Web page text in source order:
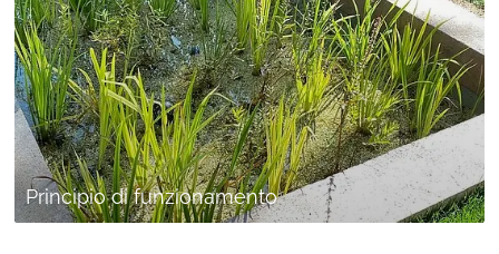
Principio di funzionamento